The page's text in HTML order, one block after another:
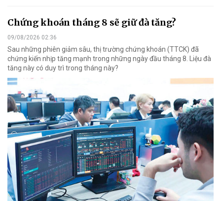
Chứng khoán tháng 8 sẽ giữ đà tăng?
09/08/2026 02:36
Sau những phiên giảm sâu, thị trường chứng khoán (TTCK) đã
chứng kiến nhịp tăng mạnh trong những ngày đầu tháng 8. Liệu đà
tăng này có duy trì trong tháng này?